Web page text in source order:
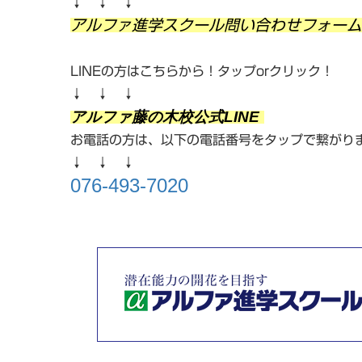
アルファ進学スクール問い合わせフォーム
LINEの方はこちらから！タップorクリック！
↓ ↓ ↓
アルファ藤の木校公式LINE
お電話の方は、以下の電話番号をタップで繋がり
↓ ↓ ↓
076-493-7020